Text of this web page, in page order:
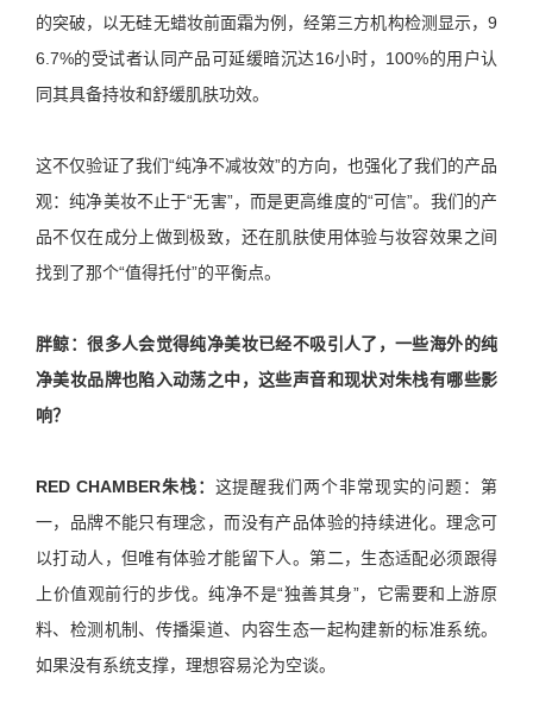
的突破，以无硅无蜡妆前面霜为例，经第三方机构检测显示，9
6.7%的受试者认同产品可延缓暗沉达16小时，100%的用户认
同其具备持妆和舒缓肌肤功效。
这不仅验证了我们“纯净不减妆效”的方向，也强化了我们的产品
观：纯净美妆不止于“无害”，而是更高维度的“可信”。我们的产
品不仅在成分上做到极致，还在肌肤使用体验与妆容效果之间
找到了那个“值得托付”的平衡点。
胖鲸：很多人会觉得纯净美妆已经不吸引人了，一些海外的纯
净美妆品牌也陷入动荡之中，这些声音和现状对朱栈有哪些影
响？
RED CHAMBER朱栈： 这提醒我们两个非常现实的问题：第
一，品牌不能只有理念，而没有产品体验的持续进化。理念可
以打动人，但唯有体验才能留下人。第二，生态适配必须跟得
上价值观前行的步伐。纯净不是“独善其身”，它需要和上游原
料、检测机制、传播渠道、内容生态一起构建新的标准系统。
如果没有系统支撑，理想容易沦为空谈。